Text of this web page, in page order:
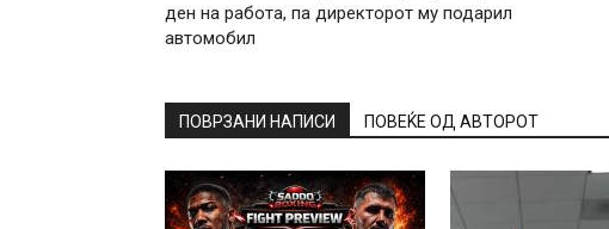
ден на работа, па директорот му подарил
автомобил
ПОВРЗАНИ НАПИСИ ПОВЕЌЕ ОД АВТОРОТ